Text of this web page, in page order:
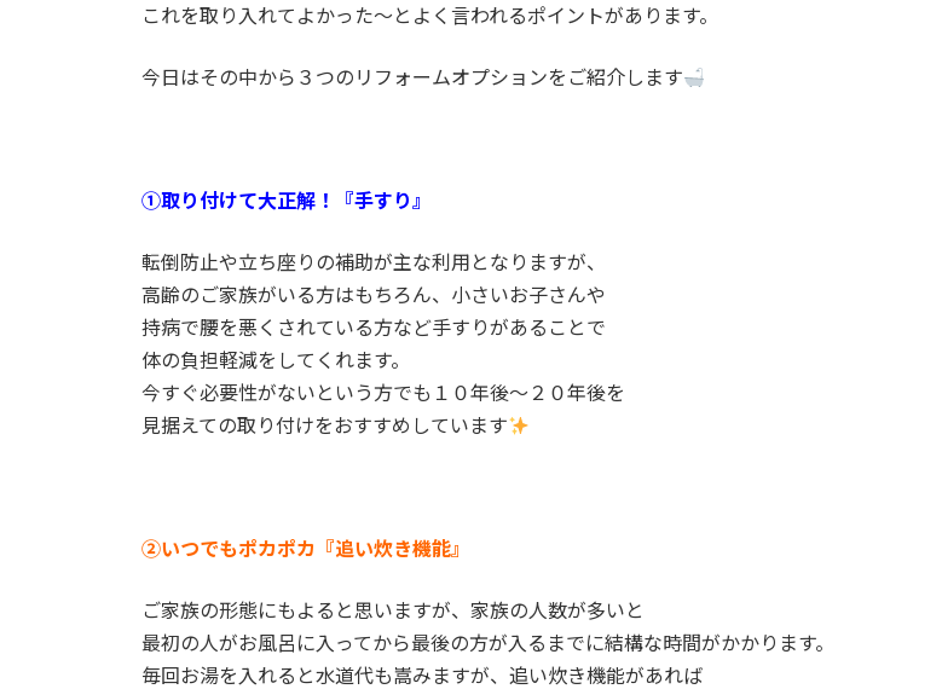
これを取り入れてよかった～とよく言われるポイントがあります。
今日はその中から３つのリフォームオプションをご紹介します
①取り付けて大正解！『手すり』
転倒防止や立ち座りの補助が主な利用となりますが、
高齢のご家族がいる方はもちろん、小さいお子さんや
持病で腰を悪くされている方など手すりがあることで
体の負担軽減をしてくれます。
今すぐ必要性がないという方でも１０年後～２０年後を
見据えての取り付けをおすすめしています
②いつでもポカポカ『追い炊き機能』
ご家族の形態にもよると思いますが、家族の人数が多いと
最初の人がお風呂に入ってから最後の方が入るまでに結構な時間がかかります。
毎回お湯を入れると水道代も嵩みますが、追い炊き機能があれば